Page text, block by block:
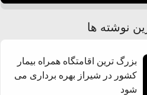
نوشته ها
بزرگ ترین اقامتگاه همراه بیمار
کشور در شیراز بهره برداری می
شود